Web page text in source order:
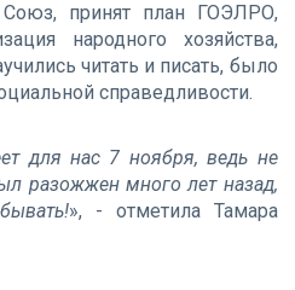
принят план ГОЭЛРО,
народного хозяйства,
читать и писать, было
справедливости.
для нас 7 ноября, ведь не
разожжен много лет назад,
», - отметила Тамара